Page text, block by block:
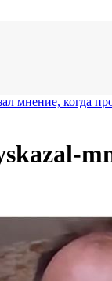
мнение, когда